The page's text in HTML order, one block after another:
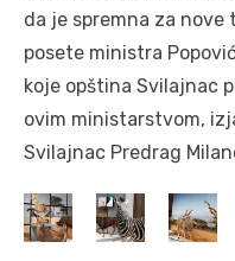
da je spremna za
posete ministra
koje opština Svilajnac
ovim ministarstvom,
Svilajnac Predrag